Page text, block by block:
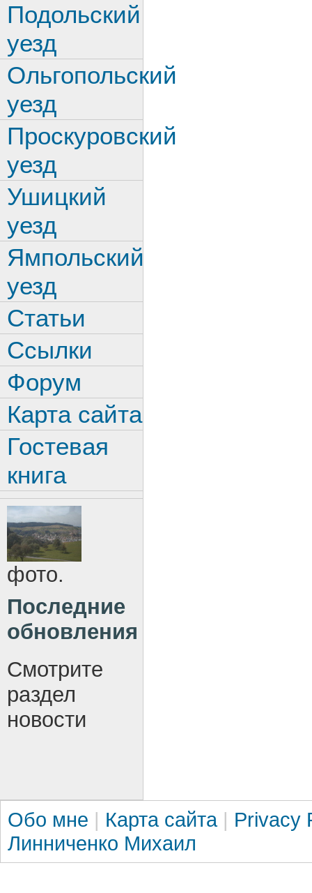
Подольский
уезд
Ольгопольский
уезд
Проскуровский
уезд
Ушицкий
уезд
Ямпольский
уезд
Статьи
Ссылки
Форум
Карта сайта
Гостевая
книга
фото.
Последние
обновления
Смотрите
раздел
новости
Обо мне | Карта сайта | Privacy
Линниченко Михаил